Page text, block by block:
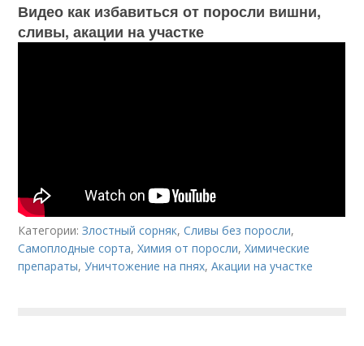
Видео как избавиться от поросли вишни,
сливы, акации на участке
Категории:Злостный сорняк,Сливы без поросли,
Самоплодные сорта,Химия от поросли,Химические
препараты,Уничтожение на пнях,Акации на участке